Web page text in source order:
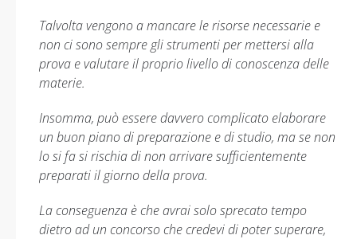
Talvolta vengono a mancare le risorse necessarie e
non ci sono sempre gli strumenti per mettersi alla
prova e valutare il proprio livello di conoscenza delle
materie.
Insomma, può essere davvero complicato elaborare
un buon piano di preparazione e di studio, ma se non
lo si fa si rischia di non arrivare sufficientemente
preparati il giorno della prova.
La conseguenza è che avrai solo sprecato tempo
dietro ad un concorso che credevi di poter superare,